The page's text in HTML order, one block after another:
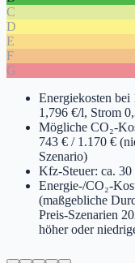
C
D
E
F
G
Energiekosten bei
1,796 €/l, Strom
Mögliche CO₂-
743 € / 1.170 €
Szenario)
Kfz-Steuer: ca. 30
Energie-/CO₂-
(maßgebliche
Preis-Szenarien
höher oder